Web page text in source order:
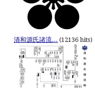
清和源氏諸流... (12136 hits)